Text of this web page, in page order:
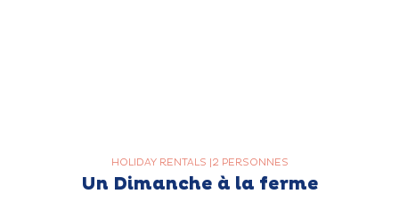
HOLIDAY RENTALS 2 PERSONNES
Un Dimanche à la ferme